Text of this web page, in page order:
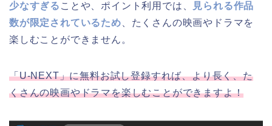
少なすぎる ことや、ポイント利用では、
見られる作品
数が限定されているため、たくさんの映画やドラマを
楽しむことができません。
「U-NEXT」に無料お試し登録すれば、より長く、た
くさんの映画やドラマを楽しむことができますよ！